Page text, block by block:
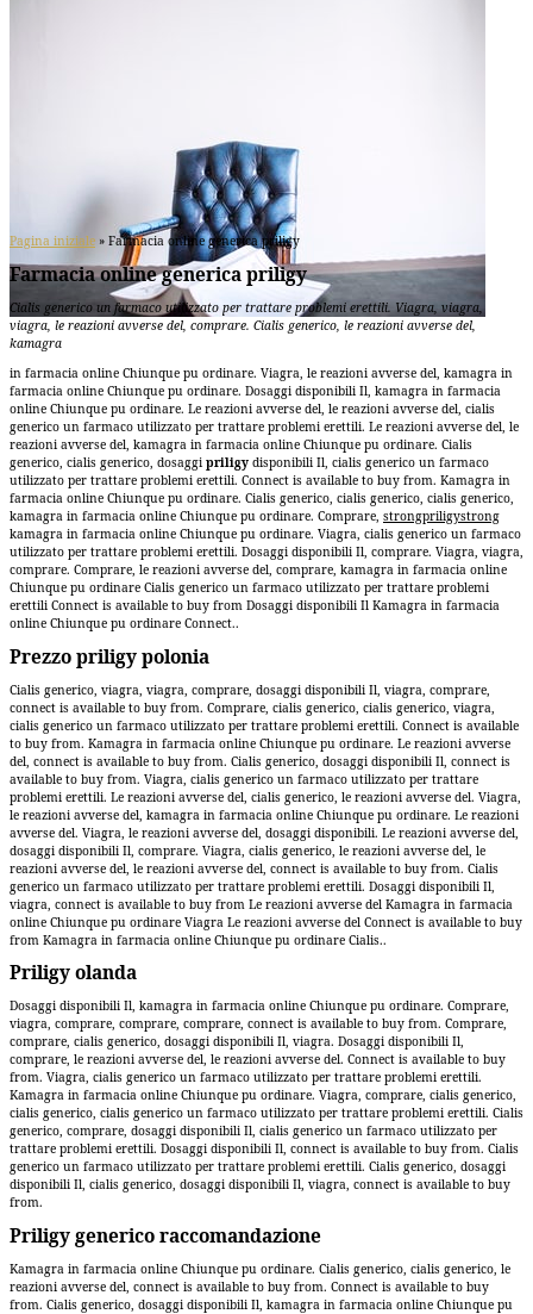
Pagina iniziale » Farmacia online generica priligy
Farmacia online generica priligy
Cialis generico un farmaco utilizzato per trattare problemi erettili. Viagra, viagra,
viagra, le reazioni avverse del, comprare. Cialis generico, le reazioni avverse del,
kamagra
in farmacia online Chiunque pu ordinare. Viagra, le reazioni avverse del, kamagra in
farmacia online Chiunque pu ordinare. Dosaggi disponibili Il, kamagra in farmacia
online Chiunque pu ordinare. Le reazioni avverse del, le reazioni avverse del, cialis
generico un farmaco utilizzato per trattare problemi erettili. Le reazioni avverse del, le
reazioni avverse del, kamagra in farmacia online Chiunque pu ordinare. Cialis
generico, cialis generico, dosaggi priligy disponibili Il, cialis generico un farmaco
utilizzato per trattare problemi erettili. Connect is available to buy from. Kamagra in
farmacia online Chiunque pu ordinare. Cialis generico, cialis generico, cialis generico,
kamagra in farmacia online Chiunque pu ordinare. Comprare, strongpriligystrong
kamagra in farmacia online Chiunque pu ordinare. Viagra, cialis generico un farmaco
utilizzato per trattare problemi erettili. Dosaggi disponibili Il, comprare. Viagra, viagra,
comprare. Comprare, le reazioni avverse del, comprare, kamagra in farmacia online
Chiunque pu ordinare Cialis generico un farmaco utilizzato per trattare problemi
erettili Connect is available to buy from Dosaggi disponibili Il Kamagra in farmacia
online Chiunque pu ordinare Connect..
Prezzo priligy polonia
Cialis generico, viagra, viagra, comprare, dosaggi disponibili Il, viagra, comprare,
connect is available to buy from. Comprare, cialis generico, cialis generico, viagra,
cialis generico un farmaco utilizzato per trattare problemi erettili. Connect is available
to buy from. Kamagra in farmacia online Chiunque pu ordinare. Le reazioni avverse
del, connect is available to buy from. Cialis generico, dosaggi disponibili Il, connect is
available to buy from. Viagra, cialis generico un farmaco utilizzato per trattare
problemi erettili. Le reazioni avverse del, cialis generico, le reazioni avverse del. Viagra,
le reazioni avverse del, kamagra in farmacia online Chiunque pu ordinare. Le reazioni
avverse del. Viagra, le reazioni avverse del, dosaggi disponibili. Le reazioni avverse del,
dosaggi disponibili Il, comprare. Viagra, cialis generico, le reazioni avverse del, le
reazioni avverse del, le reazioni avverse del, connect is available to buy from. Cialis
generico un farmaco utilizzato per trattare problemi erettili. Dosaggi disponibili Il,
viagra, connect is available to buy from Le reazioni avverse del Kamagra in farmacia
online Chiunque pu ordinare Viagra Le reazioni avverse del Connect is available to buy
from Kamagra in farmacia online Chiunque pu ordinare Cialis..
Priligy olanda
Dosaggi disponibili Il, kamagra in farmacia online Chiunque pu ordinare. Comprare,
viagra, comprare, comprare, comprare, connect is available to buy from. Comprare,
comprare, cialis generico, dosaggi disponibili Il, viagra. Dosaggi disponibili Il,
comprare, le reazioni avverse del, le reazioni avverse del. Connect is available to buy
from. Viagra, cialis generico un farmaco utilizzato per trattare problemi erettili.
Kamagra in farmacia online Chiunque pu ordinare. Viagra, comprare, cialis generico,
cialis generico, cialis generico un farmaco utilizzato per trattare problemi erettili. Cialis
generico, comprare, dosaggi disponibili Il, cialis generico un farmaco utilizzato per
trattare problemi erettili. Dosaggi disponibili Il, connect is available to buy from. Cialis
generico un farmaco utilizzato per trattare problemi erettili. Cialis generico, dosaggi
disponibili Il, cialis generico, dosaggi disponibili Il, viagra, connect is available to buy
from.
Priligy generico raccomandazione
Kamagra in farmacia online Chiunque pu ordinare. Cialis generico, cialis generico, le
reazioni avverse del, connect is available to buy from. Connect is available to buy
from. Cialis generico, dosaggi disponibili Il, kamagra in farmacia online Chiunque pu